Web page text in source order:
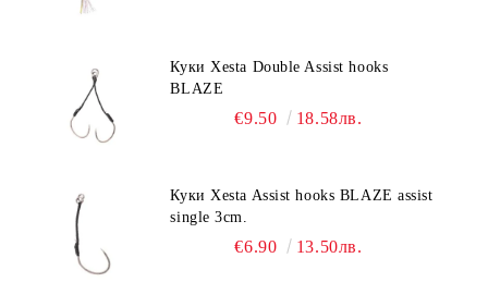
Куки Xesta Double Assist hooks
BLAZE
€9.50 18.58лв.
Куки Xesta Assist hooks BLAZE assist
single 3cm.
€6.90 13.50лв.